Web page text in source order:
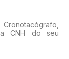
CNH do seu